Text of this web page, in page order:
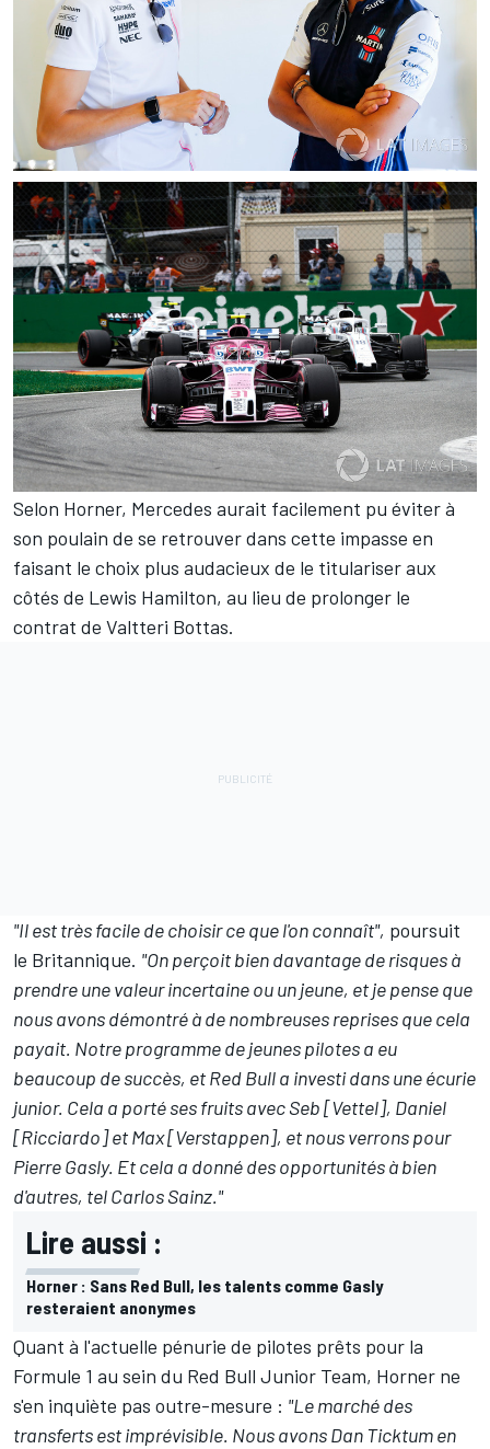
Selon Horner, Mercedes aurait facilement pu éviter à
son poulain de se retrouver dans cette impasse en
faisant le choix plus audacieux de le titulariser aux
côtés de Lewis Hamilton, au lieu de prolonger le
contrat de Valtteri Bottas.
"Il est très facile de choisir ce que l'on connaît", poursuit
le Britannique. "On perçoit bien davantage de risques à
prendre une valeur incertaine ou un jeune, et je pense que
nous avons démontré à de nombreuses reprises que cela
payait. Notre programme de jeunes pilotes a eu
beaucoup de succès, et Red Bull a investi dans une écurie
junior. Cela a porté ses fruits avec Seb [Vettel], Daniel
[Ricciardo] et Max [Verstappen], et nous verrons pour
Pierre Gasly. Et cela a donné des opportunités à bien
d'autres, tel Carlos Sainz."
Lire aussi :
Horner : Sans Red Bull, les talents comme Gasly
resteraient anonymes
Quant à l'actuelle pénurie de pilotes prêts pour la
Formule 1 au sein du Red Bull Junior Team, Horner ne
s'en inquiète pas outre-mesure : "Le marché des
transferts est imprévisible. Nous avons Dan Ticktum en